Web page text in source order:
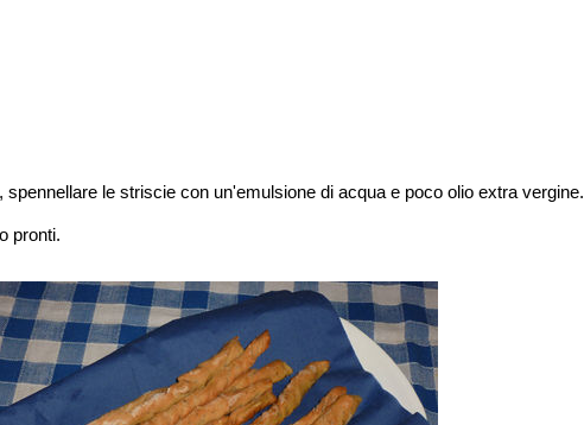
le striscie con un'emulsione di acqua e poco olio extra vergine.
pronti.